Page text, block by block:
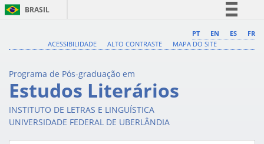
BRASIL
Comunica BR
Acesso à informação
Legislação
PT EN ES
FR
ACESSIBILIDADE
ALTO CONTRASTE MAPA DO SITE
Programa de Pós-graduação em
Estudos Literários
INSTITUTO DE LETRAS E LINGUÍSTICA
UNIVERSIDADE FEDERAL DE UBERLÂNDIA